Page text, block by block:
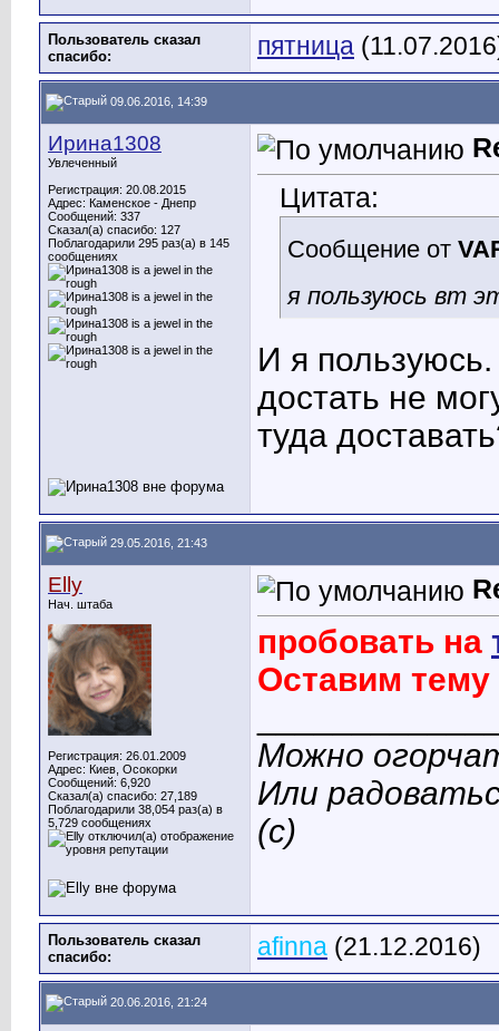
Пользователь сказал
cпасибо:
пятница
09.06.2016, 14:39
Ирина1308
Увлеченный
Регистрация: 20.08.2015
Адрес: Каменское - Днепр
Сообщений: 337
Сказал(а) спасибо: 127
Поблагодарили 295 раз(а) в 145
сообщениях
Цитата:
Сообщение от
я пользуюсь вт
И я
достать не
туда
29.05.2016, 21:43
Elly
Нач. штаба
Регистрация: 26.01.2009
Адрес: Киев, Осокорки
Сообщений: 6,920
Сказал(а) спасибо: 27,189
Поблагодарили 38,054 раз(а) в
5,729 сообщениях
пробовать на
Оставим
Можно
Или
(с)
Пользователь сказал
cпасибо:
afinna (21.12.2016)
20.06.2016, 21:24